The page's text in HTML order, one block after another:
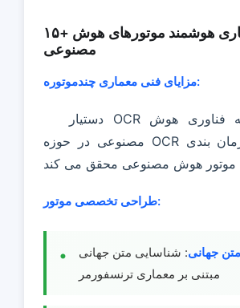
۱۵+ همکاری هوشمند موتورهای هوش
مصنوعی
مزایای فنی معماری چندموتوره:
دستیار OCR کاربرد نوآورانه فناوری هوش
مصنوعی در حوزه OCR را از طریق زمان بندی
طراحی تخصصی موتور:
جهانی: شناسایی متن جهانی
مبتنی بر معماری ترنسفورمر